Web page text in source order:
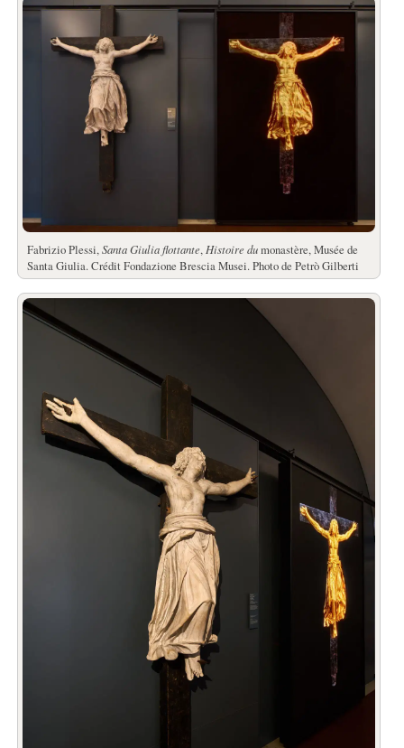
Fabrizio Plessi,Santa Giulia flottante, Histoire dumonastère, Musée de
Santa Giulia. Crédit Fondazione Brescia Musei. Photo de Petrò Gilberti